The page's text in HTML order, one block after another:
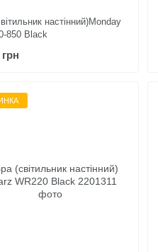
настінний)Monday
850 Black